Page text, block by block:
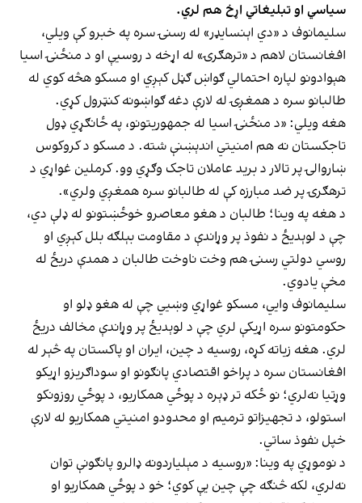
سیاسي او تبلیغاتي اړخ هم لري.
سلیمانوف د «دي اېنسایډر» له رسنۍ سره په خبرو کې ویلي،
افغانستان لاهم د «ترهګرۍ» له اړخه د روسیې او د منځنۍ اسیا
هېوادونو لپاره احتمالي ګواښ ګڼل کېږي او مسکو هڅه کوي له
طالبانو سره د همغږۍ له لارې دغه ګواښونه کنټرول کړي.
هغه ویلي: «د منځنۍ اسیا له جمهوریتونو، په ځانګړي ډول
تاجکستان نه هم امنیتي اندېښنې شته. د مسکو د کروکوس
ښاروالۍ پر تالار د برید عاملان تاجک وګړي وو. کرملین غواړي د
ترهګرۍ پر ضد مبارزه کې له طالبانو سره همغږي ولري».
د هغه په وینا؛ طالبان د هغو معاصرو خوځښتونو له ډلې دي،
چې د لوېدیځ د نفوذ پر وړاندې د مقاومت بېلګه بلل کېږي او
روسي دولتي رسنۍ هم وخت ناوخت طالبان د همدې دریځ له
مخې یادوي.
سلیمانوف وایي، مسکو غواړي وښيي چې له هغو ډلو او
حکومتونو سره اړیکې لري چې د لوېدیځ پر وړاندې مخالف دریځ
لري. هغه زیاته کړه، روسیه د چین، ایران او پاکستان په څېر له
افغانستان سره د پراخو اقتصادي پانګونو او سوداګریزو اړیکو
وړتیا نه‌لري؛ نو ځکه تر ډېره د پوځي همکاریو، د پوځي روزونکو
استولو، د تجهیزاتو ترمیم او محدودو امنیتي همکاریو له لارې
خپل نفوذ ساتي.
د نوموړي په وینا: «روسیه د مېلیاردونه ډالرو پانګونې توان
نه‌لري، لکه څنګه چې چین یې کوي؛ خو د پوځي همکاریو او